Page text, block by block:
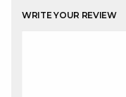
WRITE YOUR REVIEW